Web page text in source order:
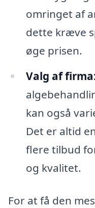
omringet af
dette kræve
øge prisen.
Valg af
kan også
Det er altid
flere tilbud
og kvalitet.
For at få den